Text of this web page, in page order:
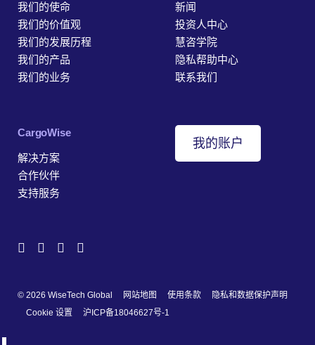
我们的使命
我们的价值观
我们的发展历程
我们的产品
我们的业务
新闻
投资人中心
慧咨学院
隐私帮助中心
联系我们
‎CargoWise
解决方案
合作伙伴
支持服务
我的账户
© 2026 WiseTech Global 网站地图 使用条款
隐私和数据保护声明
Cookie 设置
沪ICP备18046627号-1